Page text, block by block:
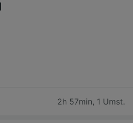
2h 57min, 1 Umst.